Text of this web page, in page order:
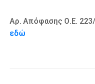
Αρ. Απόφασης Ο.Ε.
εδώ